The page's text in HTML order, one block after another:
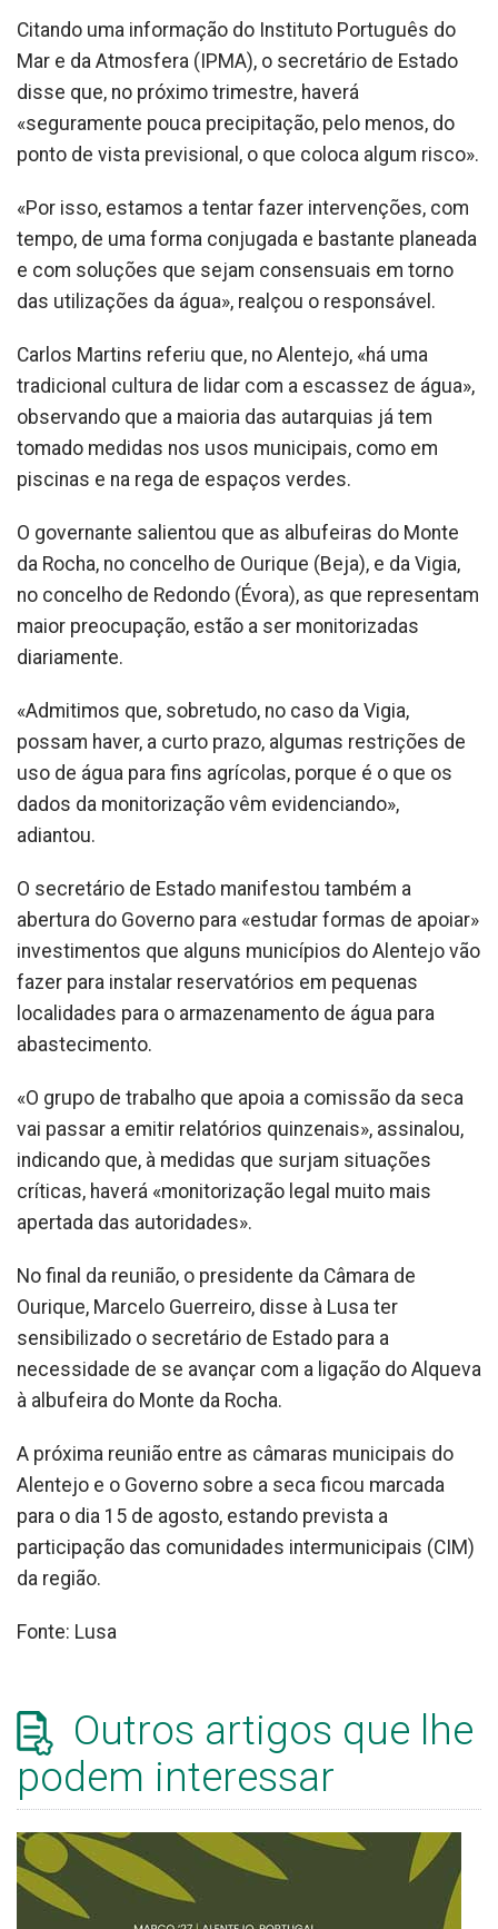
Citando uma informação do Instituto Português do
Mar e da Atmosfera (IPMA), o secretário de Estado
disse que, no próximo trimestre, haverá
«seguramente pouca precipitação, pelo menos, do
ponto de vista previsional, o que coloca algum risco».
«Por isso, estamos a tentar fazer intervenções, com
tempo, de uma forma conjugada e bastante planeada
e com soluções que sejam consensuais em torno
das utilizações da água», realçou o responsável.
Carlos Martins referiu que, no Alentejo, «há uma
tradicional cultura de lidar com a escassez de água»,
observando que a maioria das autarquias já tem
tomado medidas nos usos municipais, como em
piscinas e na rega de espaços verdes.
O governante salientou que as albufeiras do Monte
da Rocha, no concelho de Ourique (Beja), e da Vigia,
no concelho de Redondo (Évora), as que representam
maior preocupação, estão a ser monitorizadas
diariamente.
«Admitimos que, sobretudo, no caso da Vigia,
possam haver, a curto prazo, algumas restrições de
uso de água para fins agrícolas, porque é o que os
dados da monitorização vêm evidenciando»,
adiantou.
O secretário de Estado manifestou também a
abertura do Governo para «estudar formas de apoiar»
investimentos que alguns municípios do Alentejo vão
fazer para instalar reservatórios em pequenas
localidades para o armazenamento de água para
abastecimento.
«O grupo de trabalho que apoia a comissão da seca
vai passar a emitir relatórios quinzenais», assinalou,
indicando que, à medidas que surjam situações
críticas, haverá «monitorização legal muito mais
apertada das autoridades».
No final da reunião, o presidente da Câmara de
Ourique, Marcelo Guerreiro, disse à Lusa ter
sensibilizado o secretário de Estado para a
necessidade de se avançar com a ligação do Alqueva
à albufeira do Monte da Rocha.
A próxima reunião entre as câmaras municipais do
Alentejo e o Governo sobre a seca ficou marcada
para o dia 15 de agosto, estando prevista a
participação das comunidades intermunicipais (CIM)
da região.
Fonte: Lusa
Outros artigos que lhe
podem interessar